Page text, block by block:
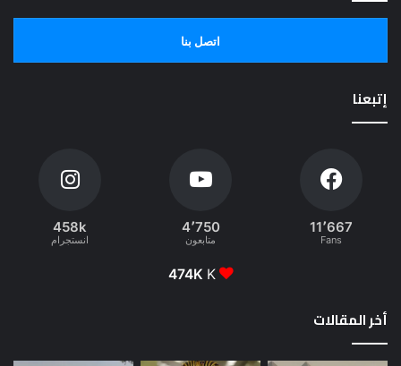
اتصل بنا
إتبعنا
11٬667
Fans
4٬750
متابعون
458k
انستجرام
474K K
أخر المقالات